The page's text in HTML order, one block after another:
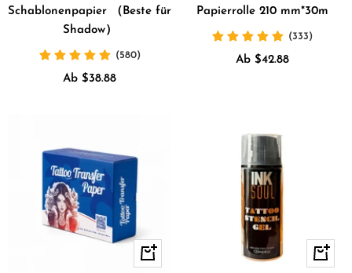
Schablonenpapier （Beste für
Shadow）
(580)
Angebotspreis
Ab $38.88
Papierrolle 210 mm*30m
(333)
Angebotspreis
Ab $42.88
Schnellansicht
In